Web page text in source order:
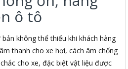
ô tô
không thể thiếu khi khách hàng
thanh cho xe hơi, cách âm chống
cho xe, đặc biệt vật liệu được